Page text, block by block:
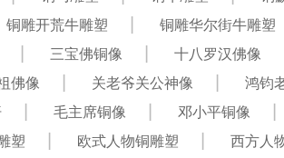
铜雕开荒牛雕塑 铜雕华尔街牛雕塑
三宝佛铜像 十八罗汉佛像
佛像 关老爷关公神像
鸿钧
毛主席铜像 邓小平铜像
塑 欧式人物铜雕塑
西方人